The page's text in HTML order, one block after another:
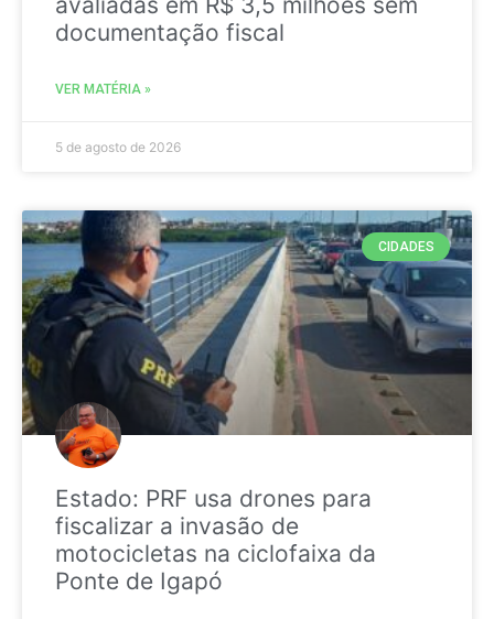
documentação fiscal
VER MATÉRIA »
5 de agosto de 2026
CIDADES
Estado: PRF usa drones para
fiscalizar a invasão de
motocicletas na ciclofaixa da
Ponte de Igapó